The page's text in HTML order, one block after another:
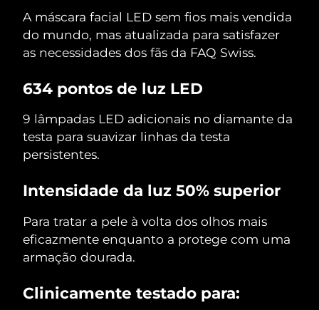
A máscara facial LED sem fios mais vendida
do mundo, mas atualizada para satisfazer
as necessidades dos fãs da FAQ Swiss.
634 pontos de luz LED
9 lâmpadas LED adicionais no diamante da
testa para suavizar linhas da testa
persistentes.
Intensidade da luz 50% superior
Para tratar a pele à volta dos olhos mais
eficazmente enquanto a protege com uma
armação dourada.
Clinicamente testado para: